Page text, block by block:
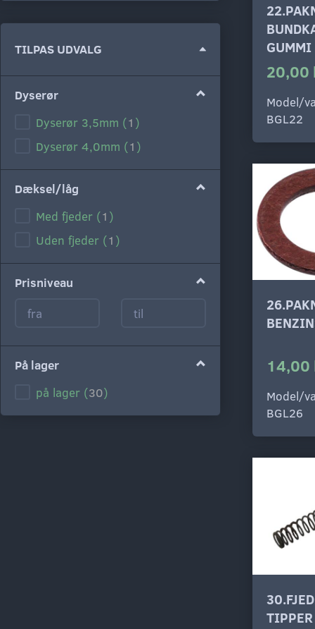
TILPAS UDVALG
Dyserør
Dyserør 3,5mm (1 )
Dyserør 4,0mm (1 )
Dæksel/låg
Med fjeder (1 )
Uden fjeder (1 )
Prisniveau
På lager
på lager (30)
GUMMI
20,00
Model/
BGL22
14,00
Model/
BGL26
TIPPER